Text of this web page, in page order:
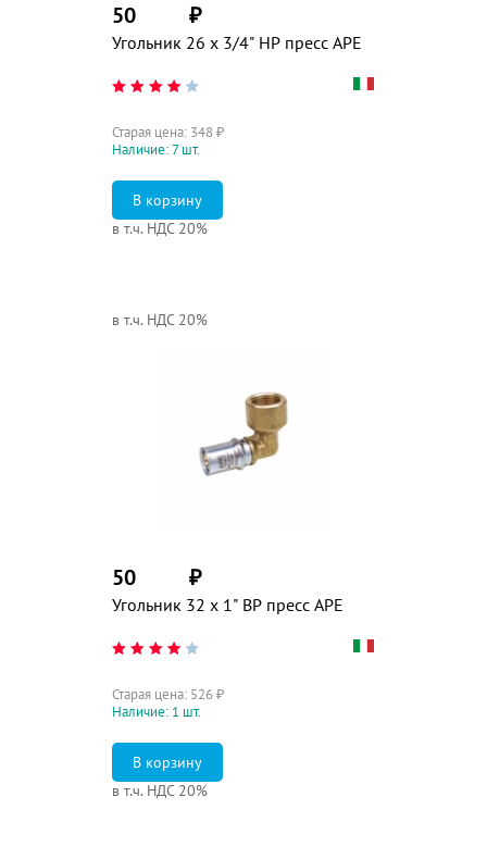
Угольник 26 х 3/4" НР пресс APE
50 ₽
Старая цена: 348 ₽
в т.ч. НДС 20%
Наличие: 7 шт.
Угольник 32 х 1" ВР пресс APE
50 ₽
в т.ч. НДС 20%
Старая цена: 526₽
в т.ч. НДС 20%
Наличие: 1 шт.